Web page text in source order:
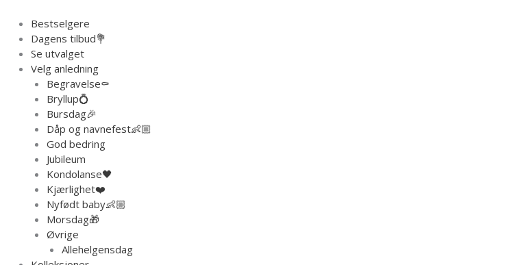
Bestselgere
Dagens tilbud💐
Se utvalget
Velg anledning
Begravelse⚰️
Bryllup💍
Bursdag🎉
Dåp og navnefest👶🏼
God bedring
Jubileum
Kondolanse🖤
Kjærlighet❤️
Nyfødt baby👶🏼
Morsdag🎁
Øvrige
Allehelgensdag